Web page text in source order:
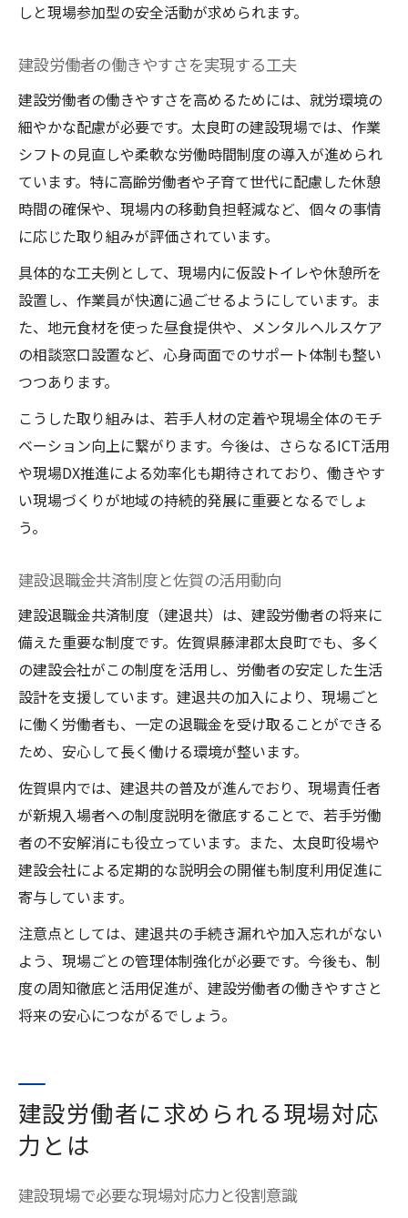
しと現場参加型の安全活動が求められます。
建設労働者の働きやすさを実現する工夫
建設労働者の働きやすさを高めるためには、就労環境の
細やかな配慮が必要です。太良町の建設現場では、作業
シフトの見直しや柔軟な労働時間制度の導入が進められ
ています。特に高齢労働者や子育て世代に配慮した休憩
時間の確保や、現場内の移動負担軽減など、個々の事情
に応じた取り組みが評価されています。
具体的な工夫例として、現場内に仮設トイレや休憩所を
設置し、作業員が快適に過ごせるようにしています。ま
た、地元食材を使った昼食提供や、メンタルヘルスケア
の相談窓口設置など、心身両面でのサポート体制も整い
つつあります。
こうした取り組みは、若手人材の定着や現場全体のモチ
ベーション向上に繋がります。今後は、さらなるICT活用
や現場DX推進による効率化も期待されており、働きやす
い現場づくりが地域の持続的発展に重要となるでしょ
う。
建設退職金共済制度と佐賀の活用動向
建設退職金共済制度（建退共）は、建設労働者の将来に
備えた重要な制度です。佐賀県藤津郡太良町でも、多く
の建設会社がこの制度を活用し、労働者の安定した生活
設計を支援しています。建退共の加入により、現場ごと
に働く労働者も、一定の退職金を受け取ることができる
ため、安心して長く働ける環境が整います。
佐賀県内では、建退共の普及が進んでおり、現場責任者
が新規入場者への制度説明を徹底することで、若手労働
者の不安解消にも役立っています。また、太良町役場や
建設会社による定期的な説明会の開催も制度利用促進に
寄与しています。
注意点としては、建退共の手続き漏れや加入忘れがない
よう、現場ごとの管理体制強化が必要です。今後も、制
度の周知徹底と活用促進が、建設労働者の働きやすさと
将来の安心につながるでしょう。
建設労働者に求められる現場対応
力とは
建設現場で必要な現場対応力と役割意識